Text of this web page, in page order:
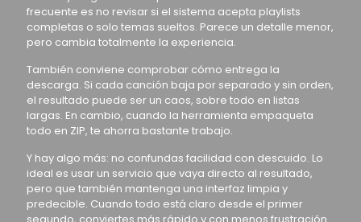
frecuente es no revisar si el sistema acepta playlists
completas o solo temas sueltos. Parece un detalle menor,
pero cambia totalmente la experiencia.
También conviene comprobar cómo entrega la
descarga. Si cada canción baja por separado y sin orden,
el resultado puede ser un caos, sobre todo en listas
largas. En cambio, cuando la herramienta empaqueta
todo en ZIP, te ahorra bastante trabajo.
Y hay algo más: no confundas facilidad con descuido. Lo
ideal es usar un servicio que vaya directo al resultado,
pero que también mantenga una interfaz limpia y
predecible. Cuando todo está claro desde el primer